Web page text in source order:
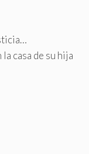
casa de su hija